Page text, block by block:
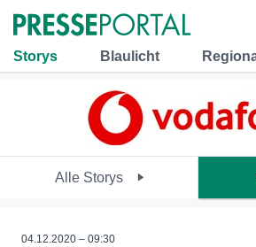
Storys Blaulicht
Alle Storys
04.12.2020 – 09:30